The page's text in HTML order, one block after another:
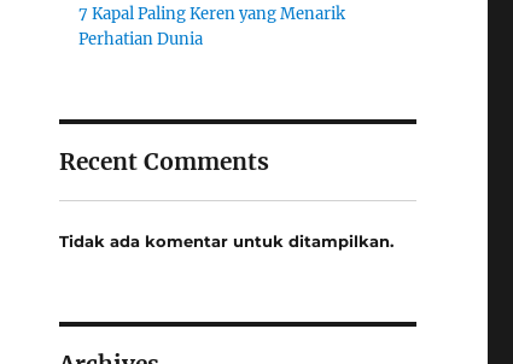
7 Kapal Paling Keren yang Menarik
Perhatian Dunia
Recent Comments
Tidak ada komentar untuk ditampilkan.